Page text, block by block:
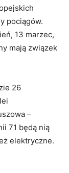
pociągów.
13 marzec,
mają związek
26
–
71 będą nią
elektryczne.